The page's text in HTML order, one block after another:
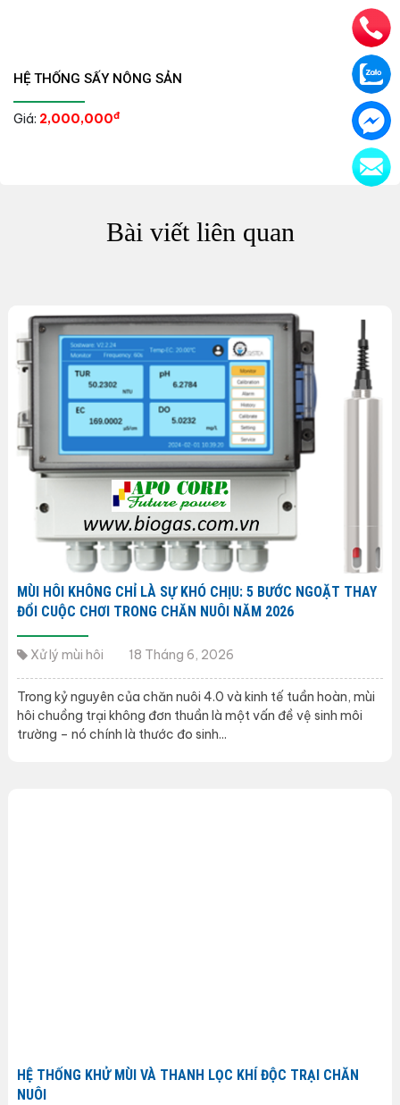
HỆ THỐNG SẤY NÔNG SẢN
Giá: 2,000,000đ
Bài viết liên quan
MÙI HÔI KHÔNG CHỈ LÀ SỰ KHÓ CHỊU: 5 BƯỚC NGOẶT THAY
ĐỔI CUỘC CHƠI TRONG CHĂN NUÔI NĂM 2026
Xử lý mùi hôi 18 Tháng 6, 2026
Trong kỷ nguyên của chăn nuôi 4.0 và kinh tế tuần hoàn, mùi
hôi chuồng trại không đơn thuần là một vấn đề vệ sinh môi
trường – nó chính là thước đo sinh...
HỆ THỐNG KHỬ MÙI VÀ THANH LỌC KHÍ ĐỘC TRẠI CHĂN
NUÔI